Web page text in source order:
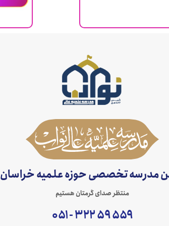
مدرسه تخصصی حوزه علمیه خراسان
منتظر صدای گرمتان هستیم
۵۵۹ ۵۹ ۳۲۲ - ۰۵۱